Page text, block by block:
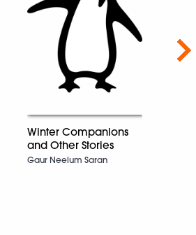
Winter Companions
and Other Stories
Gaur Neelum Saran